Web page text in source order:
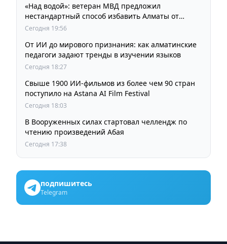
«Над водой»: ветеран МВД предложил
нестандартный способ избавить Алматы от
пробок и смога
Сегодня 19:56
От ИИ до мирового признания: как алматинские
педагоги задают тренды в изучении языков
Сегодня 18:27
Свыше 1900 ИИ-фильмов из более чем 90 стран
поступило на Astana AI Film Festival
Сегодня 18:03
В Вооруженных силах стартовал челлендж по
чтению произведений Абая
Сегодня 17:38
подпишитесь
Telegram